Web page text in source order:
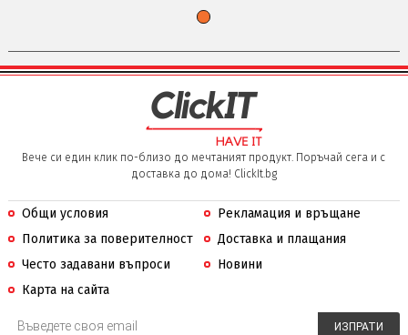
Вече си един клик по-близо до мечтаният продукт. Поръчай сега и с
доставка до дома! ClickIt.bg
Общи условия
Рекламация и връщане
Политика за поверителност
Доставка и плащания
Често задавани въпроси
Новини
Карта на сайта